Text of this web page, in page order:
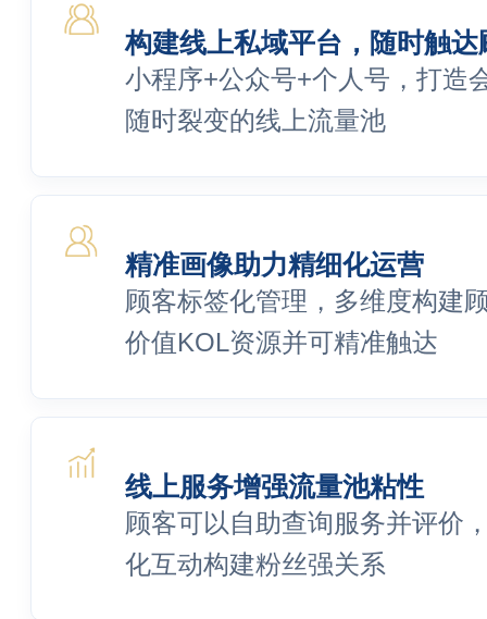
构建线上私域平台，随时触达
小程序+公众号+个人号，打造
随时裂变的线上流量池
精准画像助力精细化运营
顾客标签化管理，多维度构建
价值KOL资源并可精准触达
线上服务增强流量池粘性
顾客可以自助查询服务并评价
化互动构建粉丝强关系